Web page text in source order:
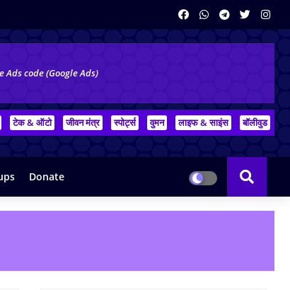
Ads code (Google Ads)
टेक & ऑटो जीवन मंत्र स्पोर्ट्स वुमन लाइफ & साइंस बॉलीवुड
Donate